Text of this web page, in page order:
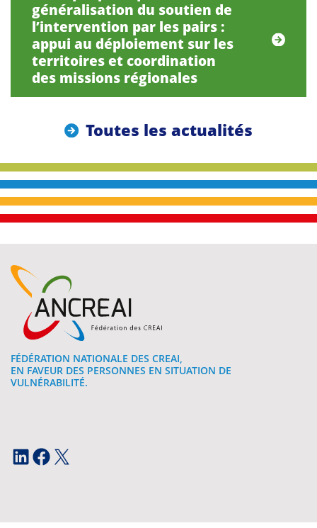
généralisation du soutien de
l’intervention par les pairs :
appui au déploiement sur les
territoires et coordination
des missions régionales
Toutes les actualités
FÉDÉRATION NATIONALE DES CREAI,
EN FAVEUR DES PERSONNES EN SITUATION DE
VULNÉRABILITÉ.
LinkedIn Facebook X